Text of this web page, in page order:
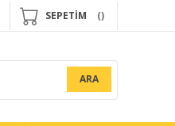
SEPETİM
ARA